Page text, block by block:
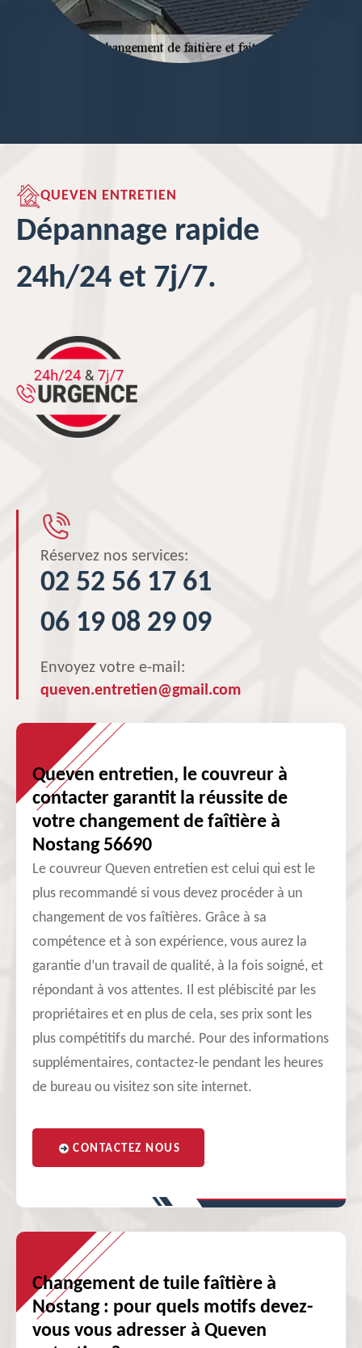
QUEVEN ENTRETIEN
Dépannage rapide
24h/24 et 7j/7.
Réservez nos services:
02 52 56 17 61
06 19 08 29 09
Envoyez votre e-mail:
queven.entretien@gmail.com
Queven entretien, le couvreur à
contacter garantit la réussite de
votre changement de faîtière à
Nostang 56690
Le couvreur Queven entretien est celui qui est le
plus recommandé si vous devez procéder à un
changement de vos faîtières. Grâce à sa
compétence et à son expérience, vous aurez la
garantie d’un travail de qualité, à la fois soigné, et
répondant à vos attentes. Il est plébiscité par les
propriétaires et en plus de cela, ses prix sont les
plus compétitifs du marché. Pour des informations
supplémentaires, contactez-le pendant les heures
de bureau ou visitez son site internet.
CONTACTEZ NOUS
Changement de tuile faîtière à
Nostang : pour quels motifs devez-
vous vous adresser à Queven